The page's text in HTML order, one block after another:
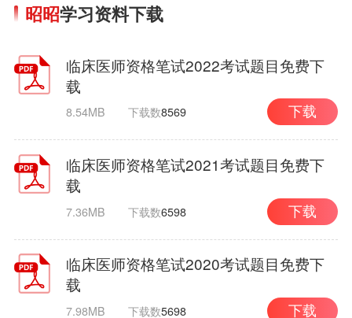
昭昭学习资料下载
临床医师资格笔试2022考试题目免费下
载
8.54MB 下载数8569 下载
临床医师资格笔试2021考试题目免费下
载
7.36MB 下载数6598 下载
临床医师资格笔试2020考试题目免费下
载
7.98MB 下载数5698 下载